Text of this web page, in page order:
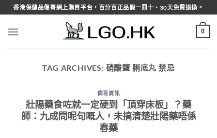
Skip
to
content
香港保健品偉哥網上購買平台，百分百正品假一罰十、30天免費退換。
0
TAG ARCHIVES: 硝酸鹽 脷底丸 禁忌
偉哥資訊
壯陽藥食咗就一定硬到「頂穿床板」？藥
師：九成問呢句嘅人，未搞清楚壯陽藥唔係
春藥